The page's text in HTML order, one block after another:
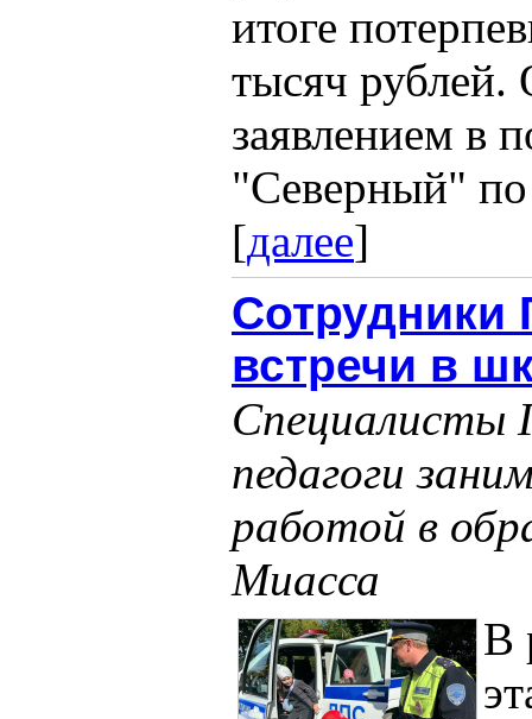
итоге
тысяч рублей.
заявлением в
"Северный" по
[далее]
Сотрудники
встречи в
Специалисты
педагоги
работой в
Миасса
В